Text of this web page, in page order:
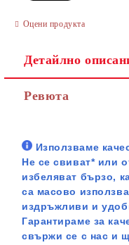
Оцени продукта
Детайлно
Ревюта
Използваме
Не се свиват* или
избеляват бързо,
са масово
издръжливи и
Гарантираме за
свържи се с нас и